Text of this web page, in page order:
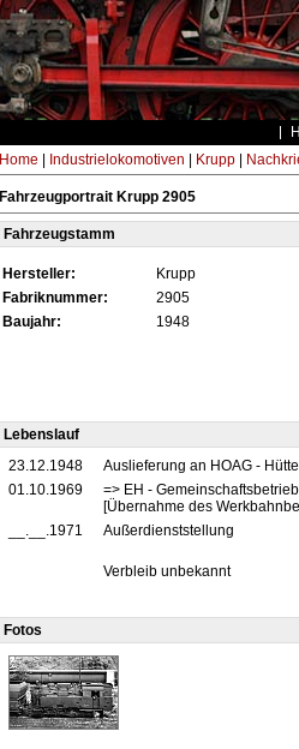
Home Industrielokomotiven Krupp|
Fahrzeugportrait Krupp 2905
Fahrzeugstamm
Hersteller:
Krupp
Fabriknummer:
2905
Baujahr:
1948
Lebenslauf
23.12.1948
Auslieferung an HOAG -
01.10.1969
=> EH -
[Übernahme des
__.__.1971
Außerdienststellung
Verbleib unbekannt
Fotos